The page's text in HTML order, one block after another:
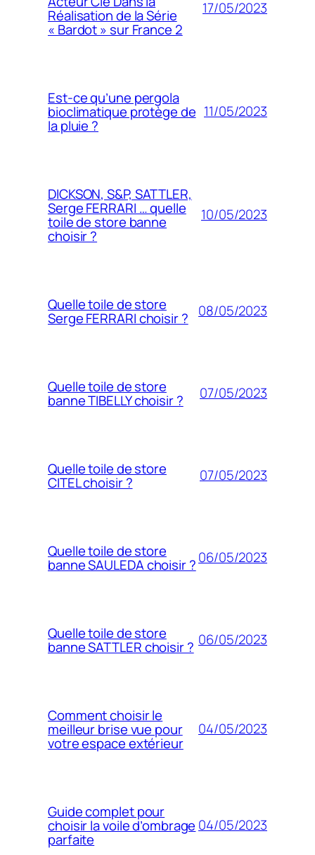
Réalisation de la Série
« Bardot » sur France 2
17/05/2023
Est-ce qu’une pergola
bioclimatique protège de
la pluie ?
11/05/2023
DICKSON, S&P, SATTLER,
Serge FERRARI … quelle
toile de store banne
choisir ?
10/05/2023
Quelle toile de store
Serge FERRARI choisir ? 08/05/2023
Quelle toile de store
banne TIBELLY choisir ? 07/05/2023
Quelle toile de store
CITEL choisir ? 07/05/2023
Quelle toile de store
banne SAULEDA choisir ?06/05/2023
Quelle toile de store
banne SATTLER choisir ? 06/05/2023
Comment choisir le
meilleur brise vue pour
votre espace extérieur
04/05/2023
Guide complet pour
choisir la voile d’ombrage
parfaite
04/05/2023